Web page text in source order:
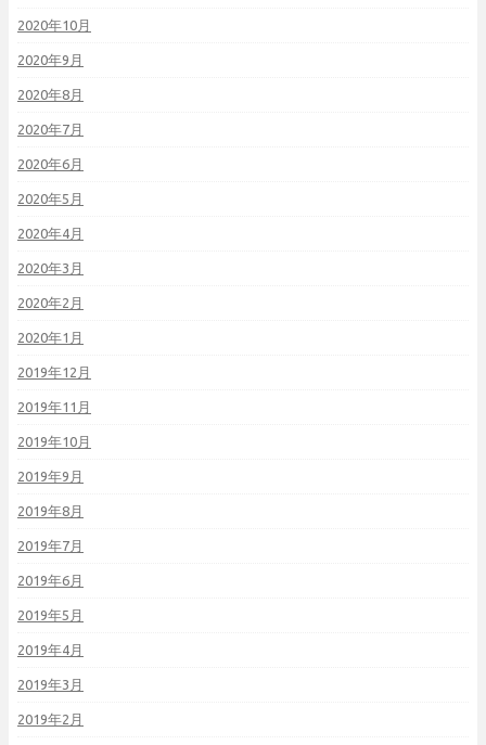
2020年10月
2020年9月
2020年8月
2020年7月
2020年6月
2020年5月
2020年4月
2020年3月
2020年2月
2020年1月
2019年12月
2019年11月
2019年10月
2019年9月
2019年8月
2019年7月
2019年6月
2019年5月
2019年4月
2019年3月
2019年2月